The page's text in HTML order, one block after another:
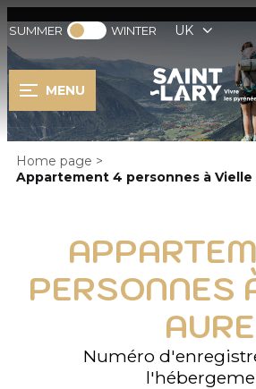
SUMMER WINTER UK
MENU
Home page >
Appartement 4 personnes à Vielle
PERSONNES
AURE
Numéro